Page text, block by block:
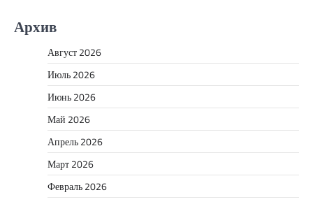
Архив
Август 2026
Июль 2026
Июнь 2026
Май 2026
Апрель 2026
Март 2026
Февраль 2026